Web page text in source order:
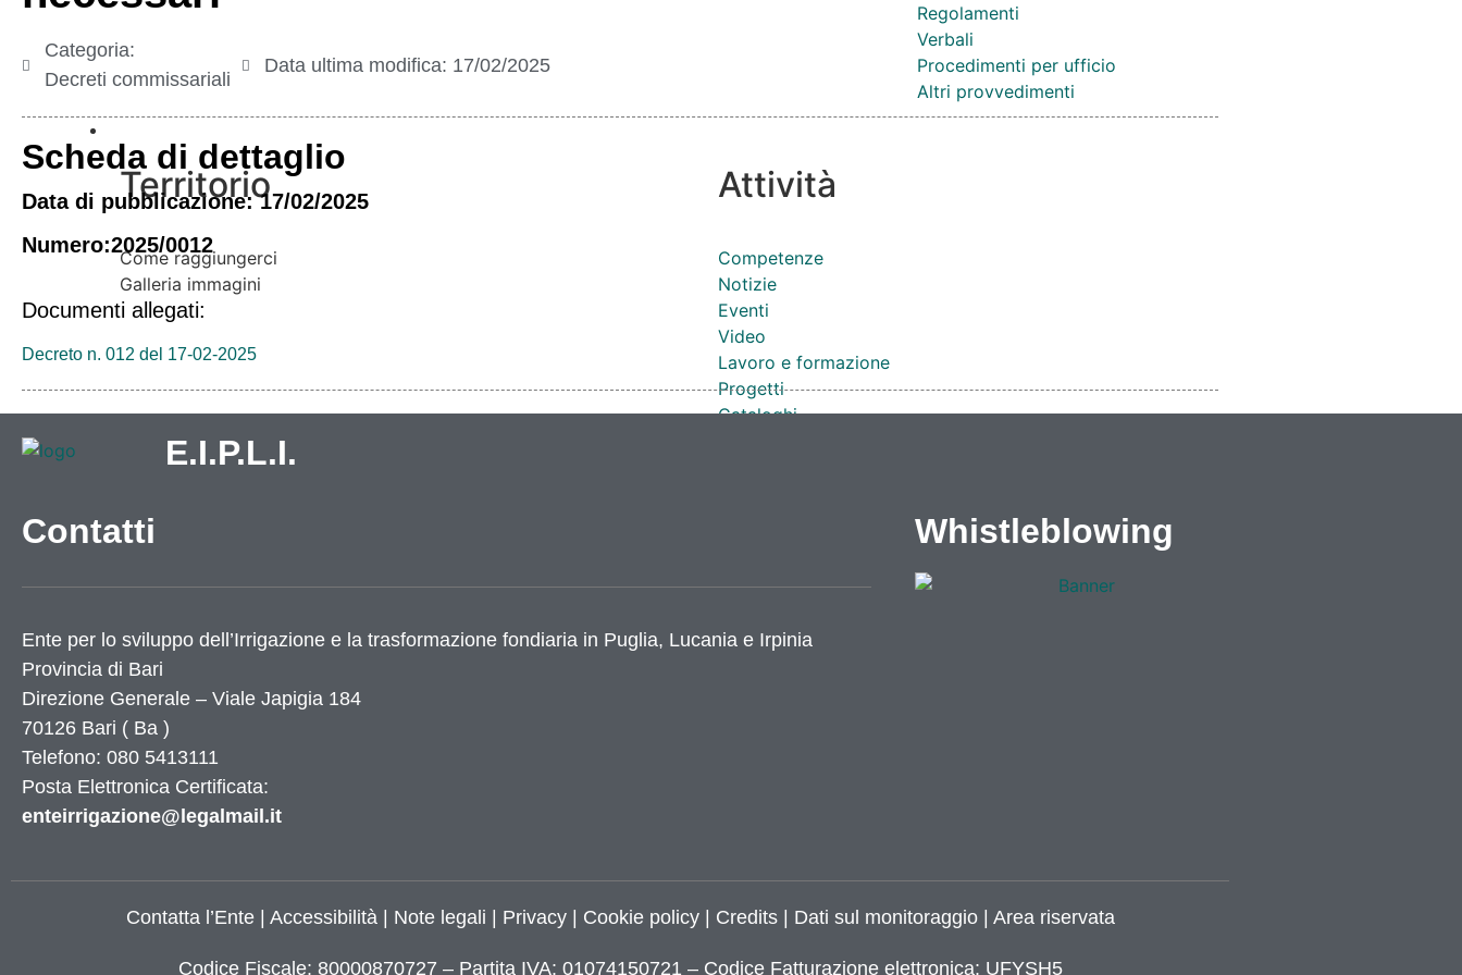
Regolamenti
Verbali
Procedimenti per ufficio
Altri provvedimenti
Territorio
Come raggiungerci
Galleria immagini
Attività
Competenze
Notizie
Eventi
Video
Lavoro e formazione
Progetti
Cataloghi
Utilità
Numeri utili
Elenco siti tematici
Servizi di Egovernment attivi
Servizi di Egovernment attivi di futura attivazione
Accessibilità
Mappa del sito
Elenco banner
Elenco partner
Categoria:
Decreti commissariali
Data ultima modifica: 17/02/2025
Scheda di dettaglio
Data di pubblicazione: 17/02/2025
Numero:2025/0012
Documenti allegati:
Decreto n. 012 del 17-02-2025
E.I.P.L.I.
Contatti
Ente per lo sviluppo dell’Irrigazione e la trasformazione fondiaria in Puglia, Lucania e Irpinia
Provincia di Bari
Direzione Generale – Viale Japigia 184
70126 Bari ( Ba )
Telefono: 080 5413111
Posta Elettronica Certificata:
enteirrigazione@legalmail.it
Whistleblowing
Contatta l’Ente| Accessibilità| Note legali Privacy| Cookie policy| Credits| Dati sul monitoraggio | Area riservata
Codice Fiscale: 80000870727 – Partita IVA: 01074150721 – Codice Fatturazione elettronica: UFYSH5